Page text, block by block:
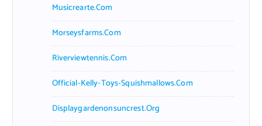
Musicrearte.com
Morseysfarms.com
Riverviewtennis.com
Official-Kelly-Toys-Squishmallows.com
Displaygardenonsuncrest.org